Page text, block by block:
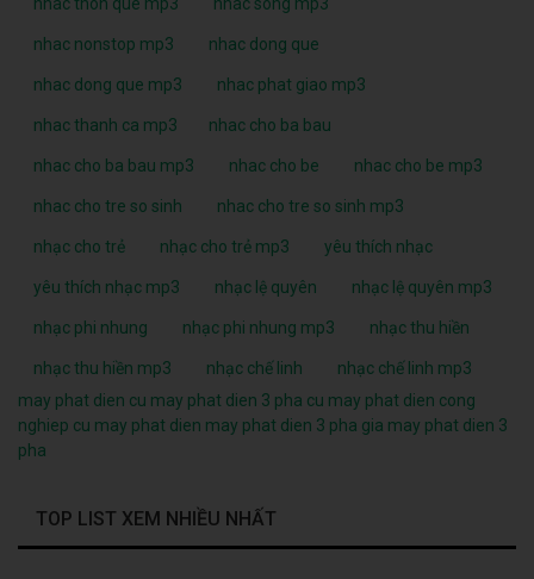
nhac nonstop mp3 nhac dong que
nhac dong que mp3 nhac phat giao mp3
nhac thanh ca mp3 nhac cho ba bau
nhac cho ba bau mp3 nhac cho be nhac cho be mp3
nhac cho tre so sinh nhac cho tre so sinh mp3
nhạc cho trẻ nhạc cho trẻ mp3 yêu thích nhạc
yêu thích nhạc mp3 nhạc lệ quyên nhạc lệ quyên mp3
nhạc phi nhung nhạc phi nhung mp3 nhạc thu hiền
nhạc thu hiền mp3 nhạc chế linh
nhạc chế linh mp3
may phat dien cu may phat dien 3 pha cu may phat dien cong
nghiep cu may phat dien may phat dien 3 pha gia may phat dien 3
pha
TOP LIST XEM NHIỀU NHẤT